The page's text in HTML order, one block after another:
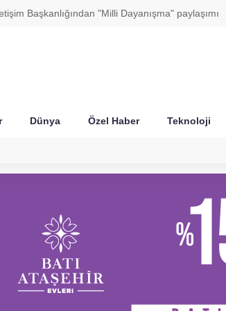
Başkanlığından "Milli Dayanışma" paylaşımı
16,2324
28,0626
0,0018
Dünya Özel Haber Teknoloji